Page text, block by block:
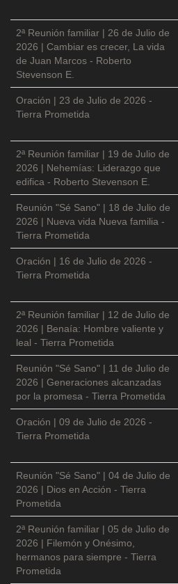
2ª Reunión familiar | 26 de Julio de
2026 | Cambiar es crecer, La vida
de Juan Marcos - Roberto
Stevenson E.
Oración | 23 de Julio de 2026 -
Tierra Prometida
2ª Reunión familiar | 19 de Julio de
2026 | Nehemías: Liderazgo que
edifica - Roberto Stevenson E.
Reunión "Sé Sano" | 18 de Julio de
2026 | Nueva vida Nueva familia -
Tierra Prometida
Oración | 16 de Julio de 2026 -
Tierra Prometida
2ª Reunión familiar | 12 de Julio de
2026 | Benaía: Hombre valiente y
leal - Tierra Prometida
Reunión "Sé Sano" | 11 de Julio de
2026 | Generaciones alcanzadas
por la promesa - Tierra Prometida
Oración | 09 de Julio de 2026 -
Tierra Prometida
Reunión "Sé Sano" | 04 de Julio de
2026 | Dios en Acción - Tierra
Prometida
2ª Reunión familiar | 05 de Julio de
2026 | Filemón y Onésimo,
hermanos para siempre - Tierra
Prometida